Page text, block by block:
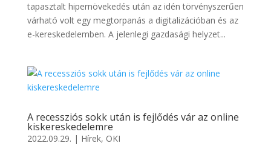
tapasztalt hipernövekedés után az idén törvényszerűen
várható volt egy megtorpanás a digitalizációban és az
e-kereskedelemben. A jelenlegi gazdasági helyzet...
A recessziós sokk után is fejlődés vár az online
kiskereskedelemre
2022.09.29. | Hírek, OKI